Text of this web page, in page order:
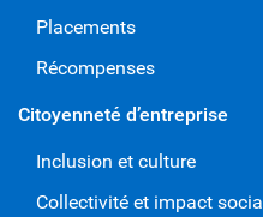
Placements
Récompenses
Citoyenneté d’entreprise
Inclusion et culture
Collectivité et impact social